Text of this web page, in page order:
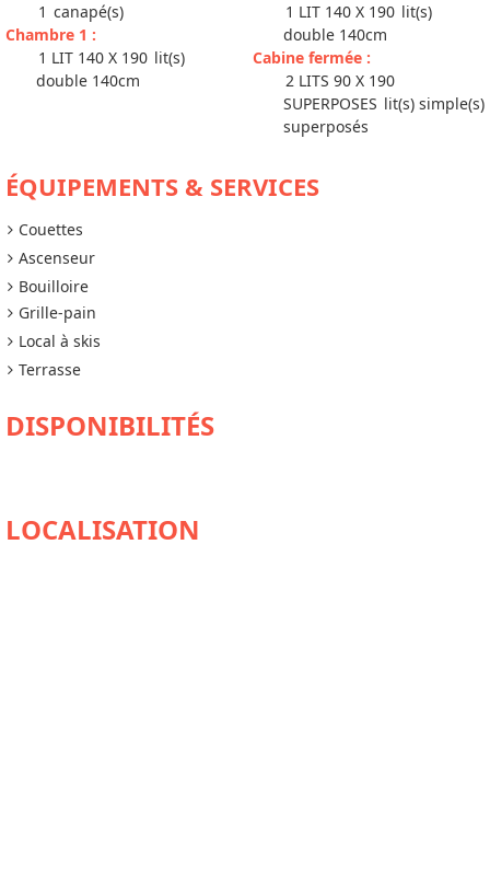
1 canapé(s)
Chambre 1 :
1 LIT 140 X 190 lit(s)
double 140cm
1 LIT 140 X 190 lit(s)
double 140cm
Cabine fermée :
2 LITS 90 X 190
SUPERPOSES lit(s) simple(s)
superposés
ÉQUIPEMENTS & SERVICES
Couettes
Ascenseur
Bouilloire
Grille-pain
Local à skis
Terrasse
DISPONIBILITÉS